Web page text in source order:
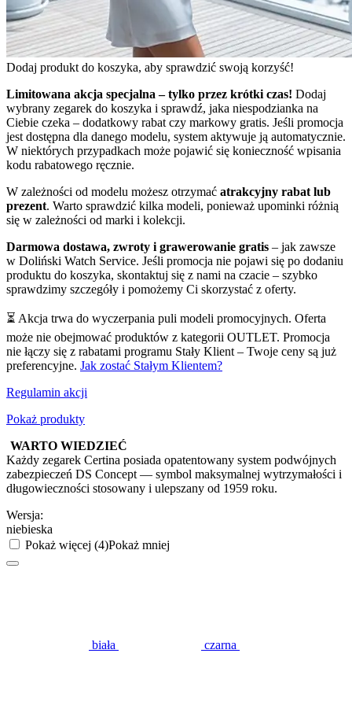
Dodaj produkt do koszyka, aby sprawdzić swoją korzyść!
Limitowana akcja specjalna – tylko przez krótki czas! Dodaj
wybrany zegarek do koszyka i sprawdź, jaka niespodzianka na
Ciebie czeka – dodatkowy rabat czy markowy gratis. Jeśli promocja
jest dostępna dla danego modelu, system aktywuje ją automatycznie.
W niektórych przypadkach może pojawić się konieczność wpisania
kodu rabatowego ręcznie.
W zależności od modelu możesz otrzymać atrakcyjny rabat lub
prezent. Warto sprawdzić kilka modeli, ponieważ upominki różnią
się w zależności od marki i kolekcji.
Darmowa dostawa, zwroty i grawerowanie gratis – jak zawsze
w Doliński Watch Service. Jeśli promocja nie pojawi się po dodaniu
produktu do koszyka, skontaktuj się z nami na czacie – szybko
sprawdzimy szczegóły i pomożemy Ci skorzystać z oferty.
⏳ Akcja trwa do wyczerpania puli modeli promocyjnych. Oferta
może nie obejmować produktów z kategorii OUTLET. Promocja
nie łączy się z rabatami programu Stały Klient – Twoje ceny są już
preferencyjne. Jak zostać Stałym Klientem?
Regulamin akcji
Pokaż produkty
WARTO WIEDZIEĆ
Każdy zegarek Certina posiada opatentowany system podwójnych
zabezpieczeń DS Concept — symbol maksymalnej wytrzymałości i
długowieczności stosowany i ulepszany od 1959 roku.
Wersja:
niebieska
Pokaż więcej (4)Pokaż mniej
biała czarna